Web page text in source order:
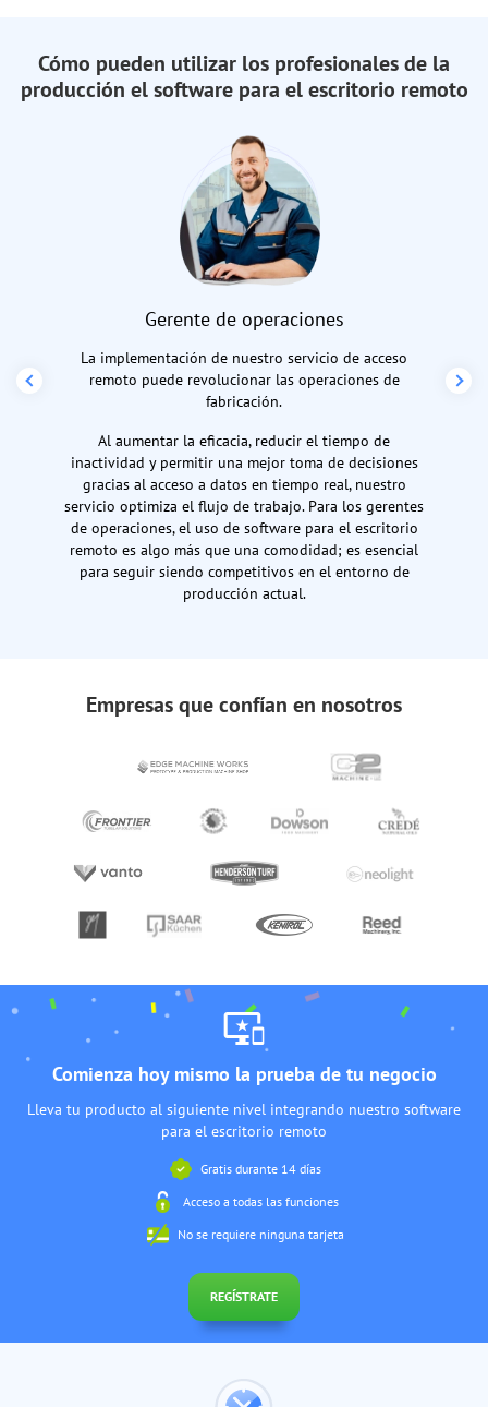
Cómo pueden utilizar los profesionales de la
producción el software para el escritorio remoto
Gerente de operaciones
La implementación de nuestro servicio de acceso
remoto puede revolucionar las operaciones de
fabricación.
Al aumentar la eficacia, reducir el tiempo de
inactividad y permitir una mejor toma de decisiones
gracias al acceso a datos en tiempo real, nuestro
servicio optimiza el flujo de trabajo. Para los gerentes
de operaciones, el uso de software para el escritorio
remoto es algo más que una comodidad; es esencial
para seguir siendo competitivos en el entorno de
producción actual.
Empresas que confían en nosotros
Comienza hoy mismo la prueba de tu negocio
Lleva tu producto al siguiente nivel integrando nuestro software
para el escritorio remoto
Gratis durante 14 días
Acceso a todas las funciones
No se requiere ninguna tarjeta
REGÍSTRATE